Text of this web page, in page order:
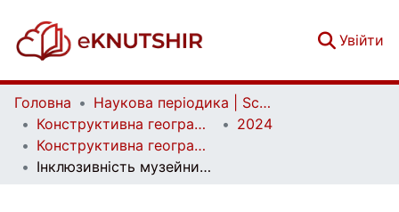
Увійти
Головна
Наукова періодика | Scientific periodicals
Конструктивна географія та раціональне використання природних ресурсів | Constructive geography and rational use of natural resources
2024
Конструктивна географія та раціональне використання природних ресурсів. Випуск 4. Спеціальний
Інклюзивність музейних просторів як можливість розвитку екскурсійної діяльності для осіб з обмеженими можливостями